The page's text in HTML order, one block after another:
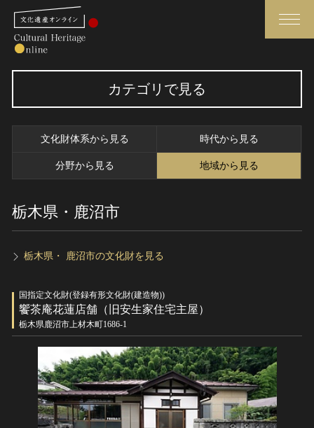
さらに詳細検索
トップ
作品一覧
カテゴリで見る
全国の美術館・博物館
世界遺産
無形文化遺産
動画で見る無形の文化財
博物館、美術館の皆さまへ
お知らせ一覧
関連サイトリンク
サイトマップ
サイトのご意見はこちら
カテゴリで見る
文化財体系から見る 時代から見る
分野から見る 地域から見る
栃木県・鹿沼市
栃木県・ 鹿沼市の文化財を見る
国指定文化財(登録有形文化財(建造物))
饗茶庵花蓮店舗（旧安生家住宅主屋）
栃木県鹿沼市上材木町1686-1